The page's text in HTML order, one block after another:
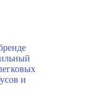
и